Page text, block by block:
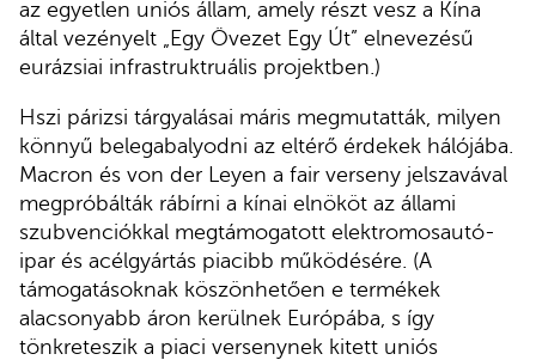
az egyetlen uniós állam, amely részt vesz a Kína
által vezényelt „Egy Övezet Egy Út” elnevezésű
eurázsiai infrastruktruális projektben.)
Hszi párizsi tárgyalásai máris megmutatták, milyen
könnyű belegabalyodni az eltérő érdekek hálójába.
Macron és von der Leyen a fair verseny jelszavával
megpróbálták rábírni a kínai elnököt az állami
szubvenciókkal megtámogatott elektromosautó-
ipar és acélgyártás piacibb működésére. (A
támogatásoknak köszönhetően e termékek
alacsonyabb áron kerülnek Európába, s így
tönkreteszik a piaci versenynek kitett uniós